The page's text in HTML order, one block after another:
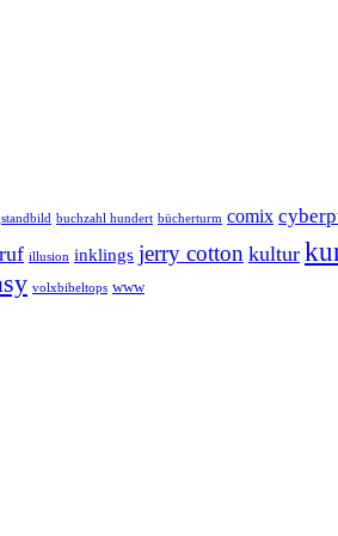
buchzahl hundert bücherturm comix
illusion inklings jerry cotton kultur
volxbibeltops www